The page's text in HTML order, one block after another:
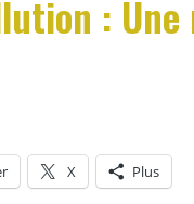
:
X Plus